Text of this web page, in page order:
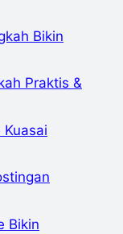
Bikin
Praktis &
Bikin